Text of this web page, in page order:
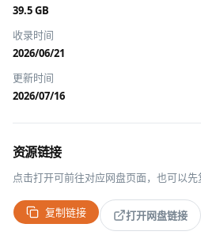
39.5 GB
收录时间
2026/06/21
更新时间
2026/07/16
资源链接
点击打开可前往对应网盘页面，也可以先
复制链接 打开网盘链接